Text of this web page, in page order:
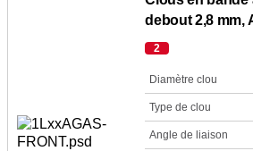
debout 2,8 mm,
2
Diamètre clou
Type de clou
Angle de liaison